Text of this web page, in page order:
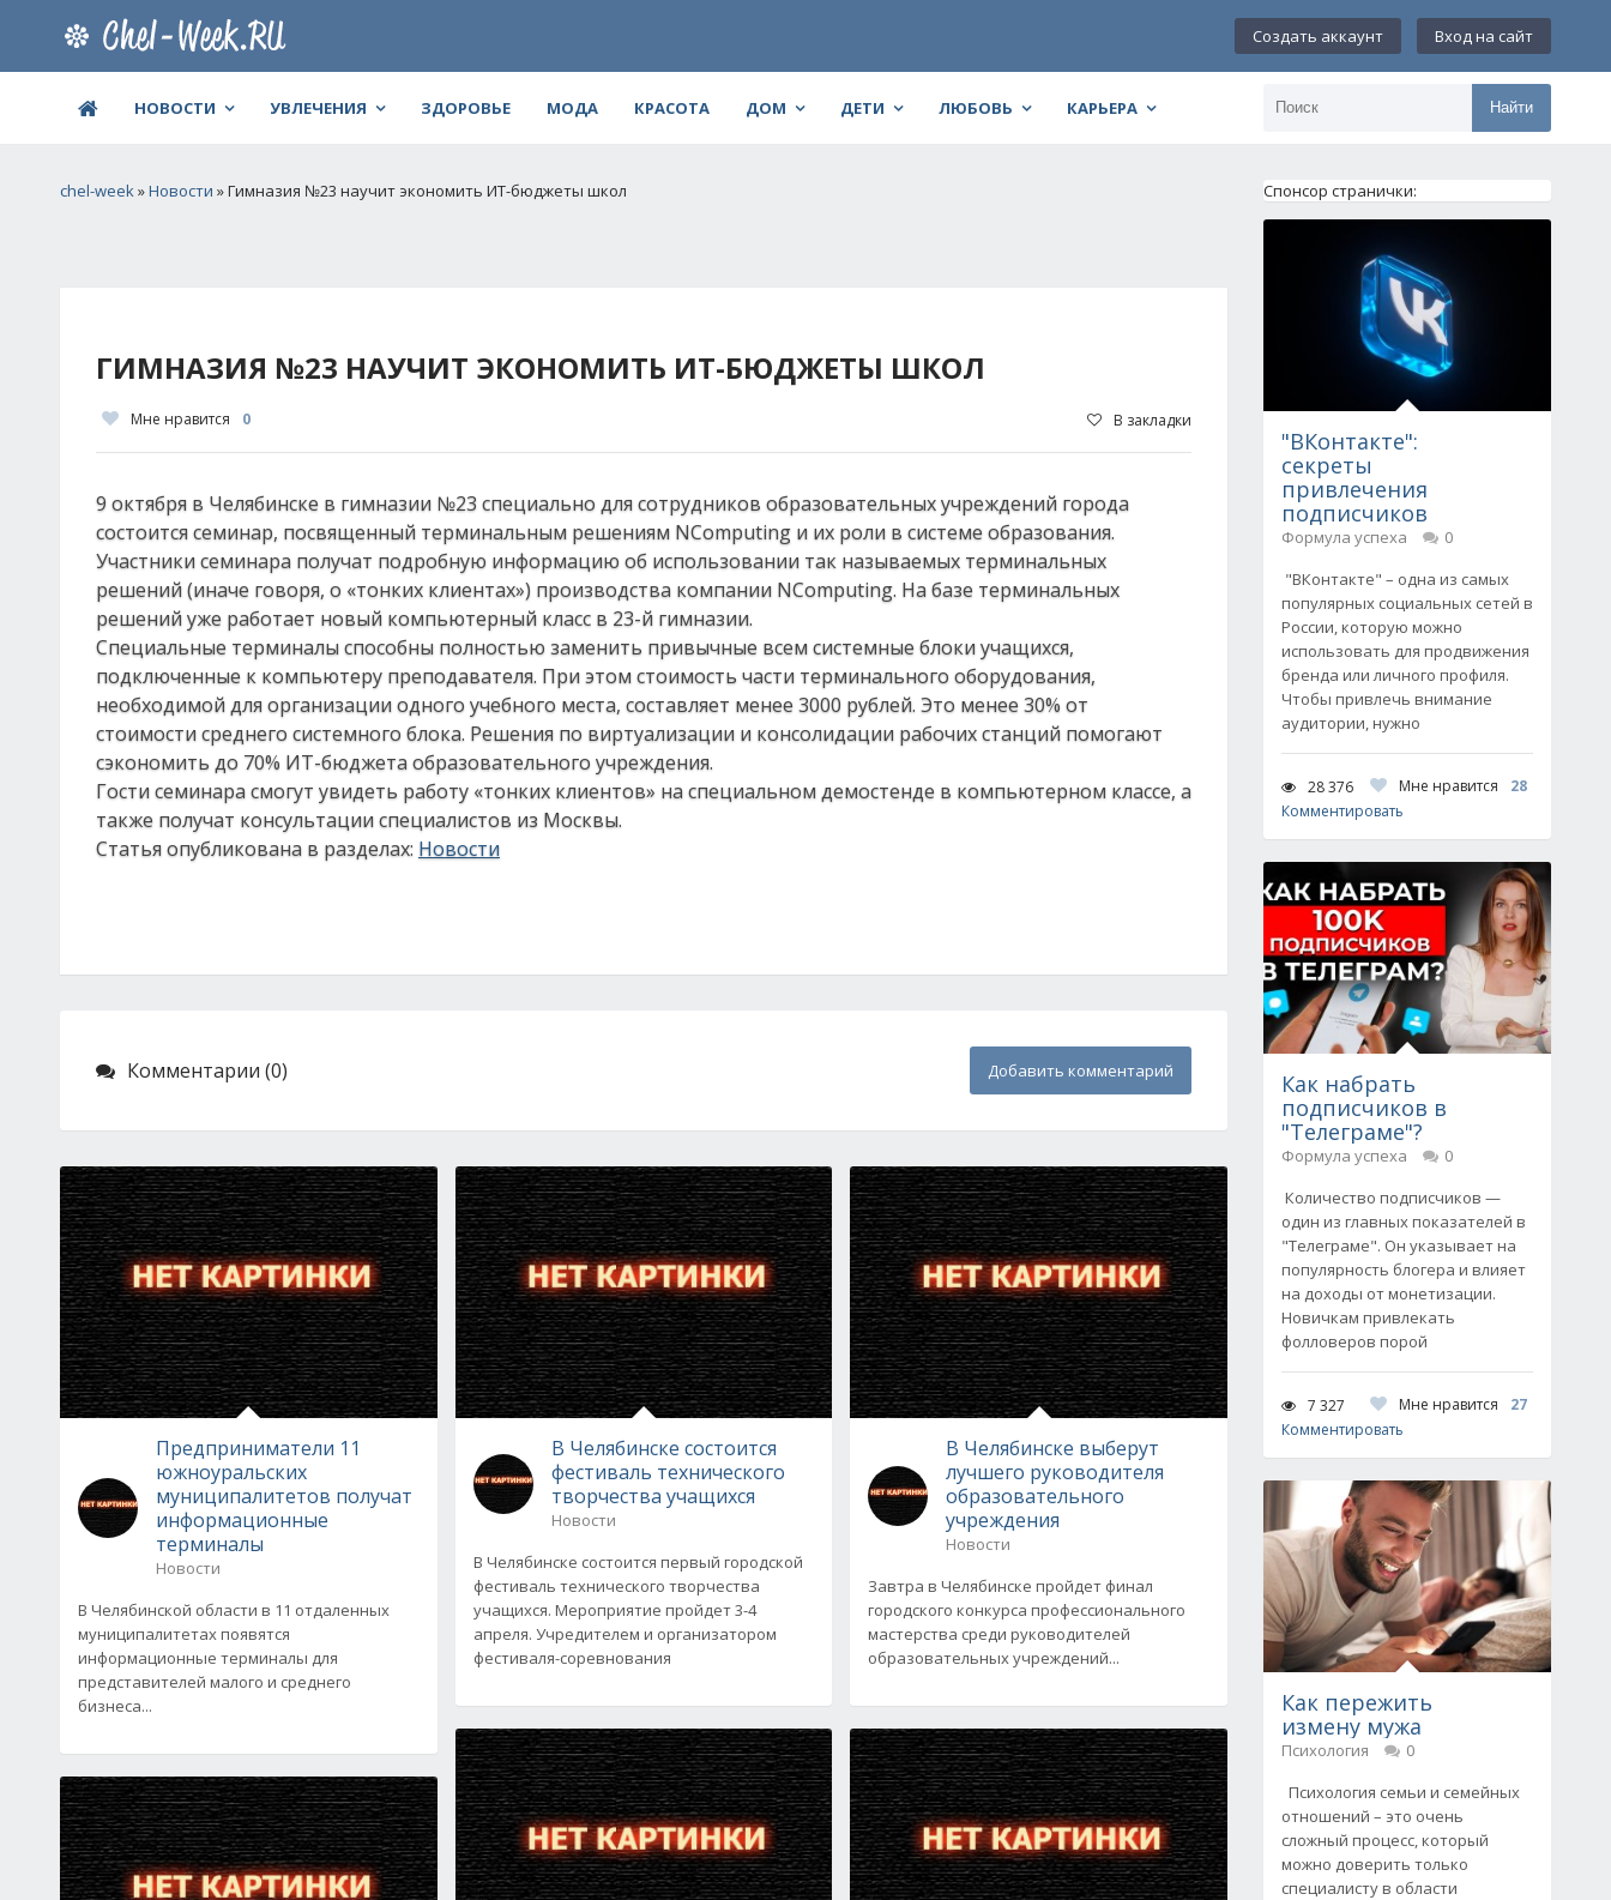
Создать аккаунт Вход на сайт
НОВОСТИ УВЛЕЧЕНИЯ ЗДОРОВЬЕ МОДА КРАСОТА ДОМ ДЕТИ ЛЮБОВЬ КАРЬЕРА Найти
chel-week»Новости » Гимназия №23 научит экономить ИТ-бюджеты школ
ГИМНАЗИЯ №23 НАУЧИТ ЭКОНОМИТЬ ИТ-БЮДЖЕТЫ ШКОЛ
Мне нравится 0 В закладки
9 октября в Челябинске в гимназии №23 специально для сотрудников образовательных учреждений города
состоится семинар, посвященный терминальным решениям NСomputing и их роли в системе образования.
Участники семинара получат подробную информацию об использовании так называемых терминальных
решений (иначе говоря, о «тонких клиентах») производства компании NСomputing. На базе терминальных
решений уже работает новый компьютерный класс в 23-й гимназии.
Специальные терминалы способны полностью заменить привычные всем системные блоки учащихся,
подключенные к компьютеру преподавателя. При этом стоимость части терминального оборудования,
необходимой для организации одного учебного места, составляет менее 3000 рублей. Это менее 30% от
стоимости среднего системного блока. Решения по виртуализации и консолидации рабочих станций помогают
сэкономить до 70% ИТ-бюджета образовательного учреждения.
Гости семинара смогут увидеть работу «тонких клиентов» на специальном демостенде в компьютерном классе, а
также получат консультации специалистов из Москвы.
Статья опубликована в разделах: Новости
Комментарии (0) Добавить комментарий
Предприниматели 11
южноуральских
муниципалитетов получат
информационные
терминалы
Новости
В Челябинской области в 11 отдаленных
муниципалитетах появятся
информационные терминалы для
представителей малого и среднего
бизнеса...
В Челябинске состоится
фестиваль технического
творчества учащихся
Новости
В Челябинске состоится первый городской
фестиваль технического творчества
учащихся. Мероприятие пройдет 3-4
апреля. Учредителем и организатором
фестиваля-соревнования
В Челябинске выберут
лучшего руководителя
образовательного
учреждения
Новости
Завтра в Челябинске пройдет финал
городского конкурса профессионального
мастерства среди руководителей
образовательных учреждений...
Спонсор странички:
"ВКонтакте":
секреты
привлечения
подписчиков
Формула успеха
0
"ВКонтакте" – одна из самых
популярных социальных сетей в
России, которую можно
использовать для продвижения
бренда или личного профиля.
Чтобы привлечь внимание
аудитории, нужно
28 376 Мне нравится
28
Комментировать
Как набрать
подписчиков в
"Телеграме"?
Формула успеха
0
Количество подписчиков —
один из главных показателей в
"Телеграме". Он указывает на
популярность блогера и влияет
на доходы от монетизации.
Новичкам привлекать
фолловеров порой
7 327 Мне нравится
27
Комментировать
Как пережить
измену мужа
Психология
0
Психология семьи и семейных
отношений – это очень
сложный процесс, который
можно доверить только
специалисту в области